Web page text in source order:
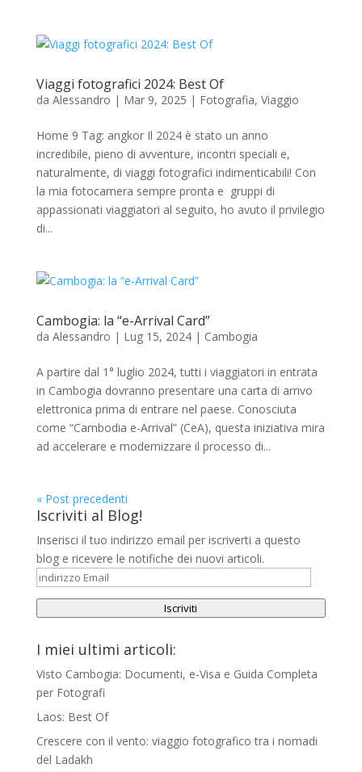
Viaggi fotografici 2024: Best Of
da Alessandro | Mar 9, 2025 | Fotografia, Viaggio
Home 9 Tag: angkor Il 2024 è stato un anno
incredibile, pieno di avventure, incontri speciali e,
naturalmente, di viaggi fotografici indimenticabili! Con
la mia fotocamera sempre pronta e gruppi di
appassionati viaggiatori al seguito, ho avuto il privilegio
di...
Cambogia: la “e-Arrival Card”
da Alessandro | Lug 15, 2024| Cambogia
A partire dal 1° luglio 2024, tutti i viaggiatori in entrata
in Cambogia dovranno presentare una carta di arrivo
elettronica prima di entrare nel paese. Conosciuta
come “Cambodia e-Arrival” (CeA), questa iniziativa mira
ad accelerare e modernizzare il processo di...
« Post precedenti
Iscriviti al Blog!
Inserisci il tuo indirizzo email per iscriverti a questo
blog e ricevere le notifiche dei nuovi articoli.
indirizzo
Email
Iscriviti
I miei ultimi articoli:
Visto Cambogia: Documenti, e-Visa e Guida Completa
per Fotografi
Laos: Best Of
Crescere con il vento: viaggio fotografico tra i nomadi
del Ladakh